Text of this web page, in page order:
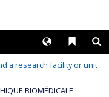
Liens
Langues
a research facility or unit
BIOMÉDICALE